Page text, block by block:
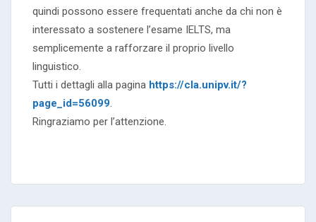
quindi possono essere frequentati anche da chi non è
interessato a sostenere l’esame IELTS, ma
semplicemente a rafforzare il proprio livello
linguistico.
Tutti i dettagli alla pagina https://cla.unipv.it/?
page_id=56099.
Ringraziamo per l’attenzione.